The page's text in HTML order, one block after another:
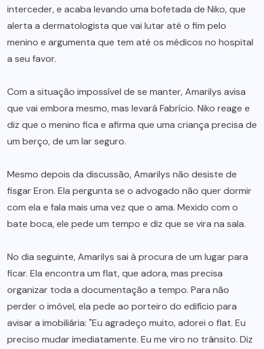
interceder, e acaba levando uma bofetada de Niko, que
alerta a dermatologista que vai lutar até o fim pelo
menino e argumenta que tem até os médicos no hospital
a seu favor.
Com a situação impossível de se manter, Amarilys avisa
que vai embora mesmo, mas levará Fabrício. Niko reage e
diz que o menino fica e afirma que uma criança precisa de
um berço, de um lar seguro.
Mesmo depois da discussão, Amarilys não desiste de
fisgar Eron. Ela pergunta se o advogado não quer dormir
com ela e fala mais uma vez que o ama. Mexido com o
bate boca, ele pede um tempo e diz que se vira na sala.
No dia seguinte, Amarilys sai à procura de um lugar para
ficar. Ela encontra um flat, que adora, mas precisa
organizar toda a documentação a tempo. Para não
perder o imóvel, ela pede ao porteiro do edifício para
avisar a imobiliária: "Eu agradeço muito, adorei o flat. Eu
preciso mudar imediatamente. Eu me viro no trânsito. Diz